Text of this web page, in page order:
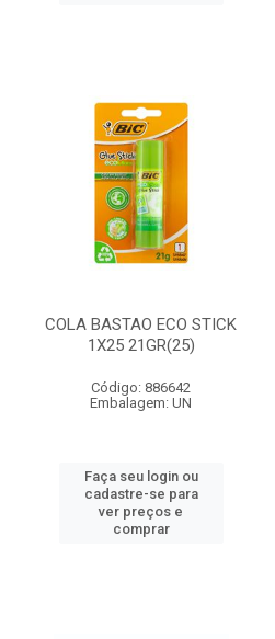
COLA BASTAO ECO STICK
1X25 21GR(25)
Código: 886642
Embalagem: UN
Faça seu login ou
cadastre-se para
ver preços e
comprar